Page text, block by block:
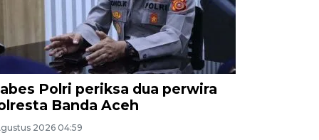
Polri periksa dua perwira
Banda Aceh
2026 04:59